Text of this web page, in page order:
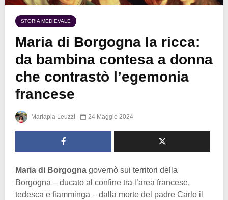
STORIA MEDIEVALE
Maria di Borgogna la ricca:
da bambina contesa a donna
che contrastò l’egemonia
francese
Mariapia Leuzzi 24 Maggio 2024
Maria di Borgogna governò sui territori della
Borgogna – ducato al confine tra l’area francese,
tedesca e fiamminga – dalla morte del padre Carlo il